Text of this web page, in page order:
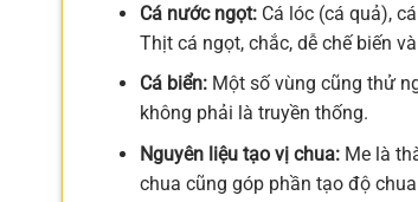
Cá nước ngọt:Cá lóc (cá quả),
Thịt cá ngọt, chắc, dễ chế biến
Cá biển:Một số vùng cũng thử
không phải là truyền thống.
Nguyên liệu tạo vị chua:Me là
chua cũng góp phần tạo độ